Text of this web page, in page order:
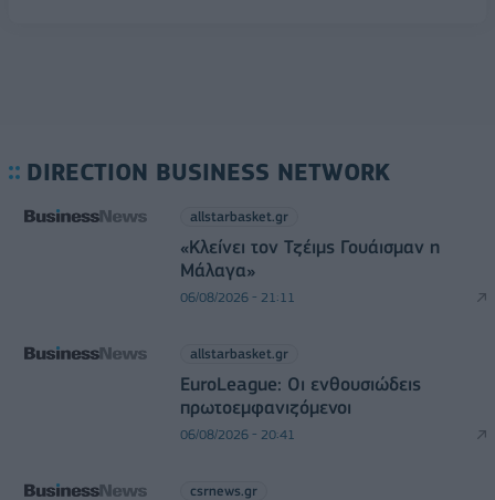
DIRECTION BUSINESS NETWORK
allstarbasket.gr
«Κλείνει τον Τζέιμς Γουάισμαν η
Μάλαγα»
06/08/2026 - 21:11
allstarbasket.gr
EuroLeague: Οι ενθουσιώδεις
πρωτοεμφανιζόμενοι
06/08/2026 - 20:41
csrnews.gr